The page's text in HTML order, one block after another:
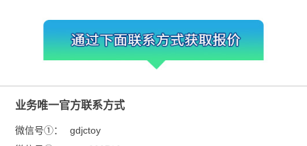
业务唯一官方联系方式
微信号①：
gdjctoy